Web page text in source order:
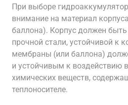
При выборе
внимание на материал
баллона). Корпус должен быть
прочной стали, устойчивой к
мембраны (или баллона)
и устойчивым к воздействию
химических веществ,
теплоносителе.